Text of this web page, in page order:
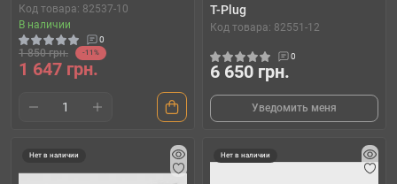
Код товара: 82537-10
В наличии
0
1 850 грн. -11%
1 647 грн.
T-Plug
Код товара: 82551-12
0
6 650 грн.
Уведомить меня
Нет в наличии Нет в наличии